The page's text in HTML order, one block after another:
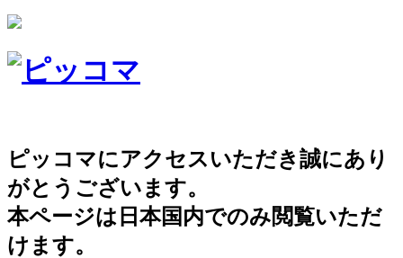
ピッコマにアクセスいただき誠にあり
がとうございます。
本ページは日本国内でのみ閲覧いただ
けます。